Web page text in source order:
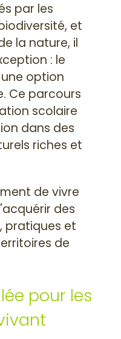
par les
et
la nature, il
: le
option
Ce parcours
scolaire
dans des
riches et
de vivre
des
pratiques et
de
pour les